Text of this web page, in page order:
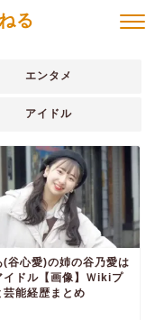
る
エンタメ
アイドル
(谷心愛)の姉の谷乃愛は
イドル【画像】Ｗikiプ
芸能経歴まとめ